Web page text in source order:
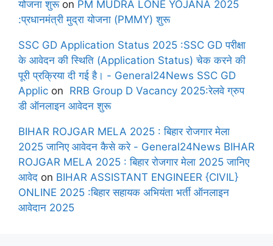
योजना शुरूon PM MUDRA LONE YOJANA 2025
:प्रधानमंत्री मुद्रा योजना (PMMY) शुरू
SSC GD Application Status 2025 :SSC GD परीक्षा
के आवेदन की स्थिति (Application Status) चेक करने की
पूरी प्रक्रिया दी गई है। - General24News SSC GD
Applic on RRB Group D Vacancy 2025:रेलवे ग्रुप
डी ऑनलाइन आवेदन शुरू
BIHAR ROJGAR MELA 2025 : बिहार रोजगार मेला
2025 जानिए आवेदन कैसे करे - General24News BIHAR
ROJGAR MELA 2025 : बिहार रोजगार मेला 2025 जानिए
आवेद on BIHAR ASSISTANT ENGINEER {CIVIL}
ONLINE 2025 :बिहार सहायक अभियंता भर्ती ऑनलाइन
आवेदान 2025